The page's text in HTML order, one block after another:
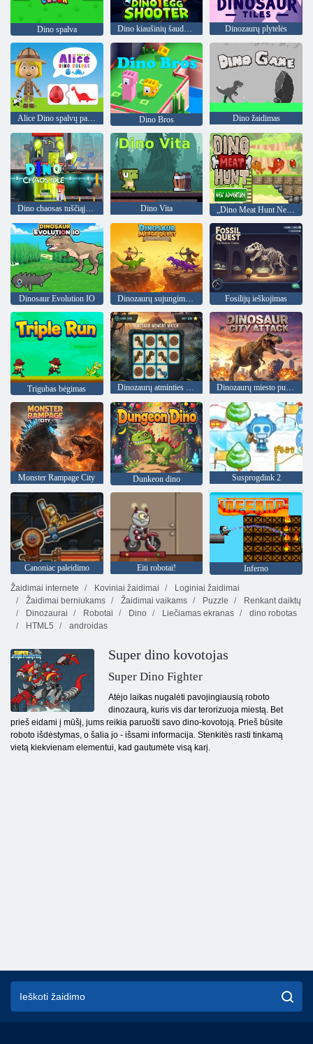
Dino spalva Dino kiaušinių šaudyklė Dinozaurų plytelės
Alice Dino spalvų pasaulis Dino Bros Dino žaidimas
Dino chaosas tuščiąja eiga Dino Vita
Dinosaur Evolution IO Dinozaurų sujungimo ieškojimas Fosilijų ieškojimas
Trigubas bėgimas Dinozaurų atminties rungtynės Dinozaurų miesto puolimas
Monster Rampage City Dunkeon dino Susprogdink 2
Canoniac paleidimo Eiti robotai!
Inferno
Žaidimai internete
Koviniai žaidimai
Loginiai žaidimai
Žaidimai berniukams
Žaidimai vaikams Puzzle
Renkant daiktų
Dinozaurai
Robotai Dino Liečiamas ekranas
dino robotas
HTML5
androidas
Super dino kovotojas
Super Dino Fighter
Atėjo laikas nugalėti pavojingiausią roboto
dinozaurą, kuris vis dar terorizuoja miestą. Bet
prieš eidami į mūšį, jums reikia paruošti savo dino-kovotoją. Prieš būsite
roboto išdėstymas, o šalia jo - išsami informacija. Stenkitės rasti tinkamą
vietą kiekvienam elementui, kad gautumėte visą karį.